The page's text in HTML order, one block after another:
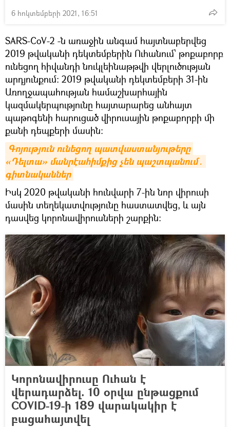
6 հոկտեմբերի 2021, 16:51
SARS-CoV-2 -ն առաջին անգամ հայտնաբերվեց
2019 թվականի դեկտեմբերին Ուհանում՝ թոքաբորբ
ունեցող հիվանդի նուկլեինաթթվի վերլուծության
արդյունքում: 2019 թվականի դեկտեմբերի 31-ին
Առողջապահության համաշխարհային
կազմակերպությունը հայտարարեց անհայտ
պաթոգենի հարուցած վիրուսային թոքաբորբի մի
քանի դեպքերի մասին։
Գոյություն ունեցող պատվաստանյութերը
«Դելտա» մանրէահիմքից չեն պաշտպանում․
գիտնականներ
Իսկ 2020 թվականի հունվարի 7-ին նոր վիրուսի
մասին տեղեկատվությունը հաստատվեց, և այն
դասվեց կորոնավիրուսների շարքին:
Կորոնավիրուսը Ուհան է
վերադարձել. 10 օրվա ընթացքում
COVID-19-ի 189 վարակակիր է
բացահայտվել